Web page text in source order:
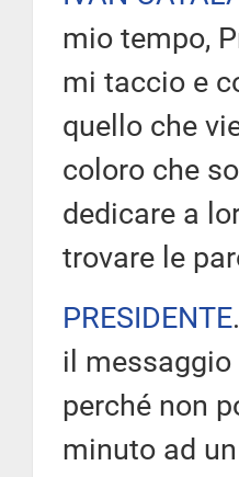
mio tempo,
mi taccio e
quello che
coloro che
dedicare a
trovare le
PRESIDENTE
il
perché non
minuto ad